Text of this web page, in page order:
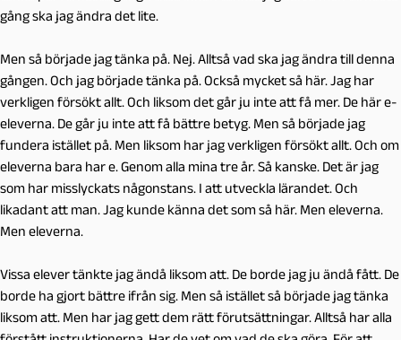
gång ska jag ändra det lite.
Men så började jag tänka på. Nej. Alltså vad ska jag ändra till denna
gången. Och jag började tänka på. Också mycket så här. Jag har
verkligen försökt allt. Och liksom det går ju inte att få mer. De här e-
eleverna. De går ju inte att få bättre betyg. Men så började jag
fundera istället på. Men liksom har jag verkligen försökt allt. Och om
eleverna bara har e. Genom alla mina tre år. Så kanske. Det är jag
som har misslyckats någonstans. I att utveckla lärandet. Och
likadant att man. Jag kunde känna det som så här. Men eleverna.
Men eleverna.
Vissa elever tänkte jag ändå liksom att. De borde jag ju ändå fått. De
borde ha gjort bättre ifrån sig. Men så istället så började jag tänka
liksom att. Men har jag gett dem rätt förutsättningar. Alltså har alla